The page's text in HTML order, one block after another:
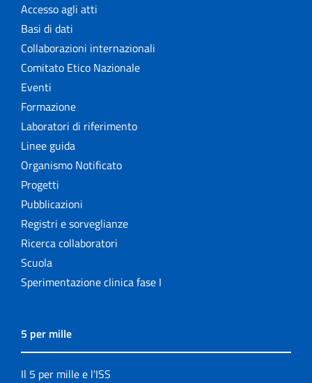
Accesso agli atti
Basi di dati
Collaborazioni internazionali
Comitato Etico Nazionale
Eventi
Formazione
Laboratori di riferimento
Linee guida
Organismo Notificato
Progetti
Pubblicazioni
Registri e sorveglianze
Ricerca collaboratori
Scuola
Sperimentazione clinica fase I
5 per mille
Il 5 per mille e l'ISS